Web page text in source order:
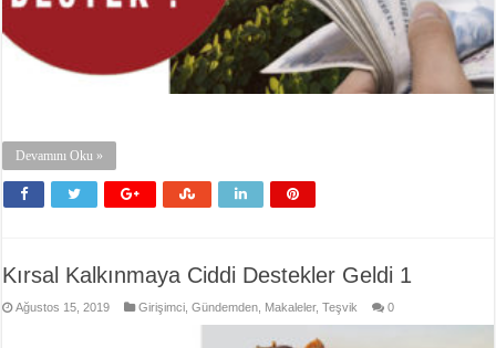
Devamını Oku »
Kırsal Kalkınmaya Ciddi Destekler Geldi 1
Ağustos 15, 2019 Girişimci ,Gündemden Makaleler,Teşvik 0